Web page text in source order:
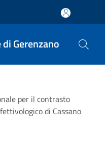
Gerenzano
per il contrasto
di Cassano